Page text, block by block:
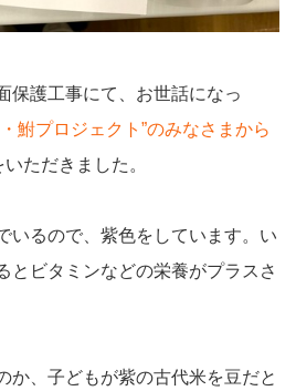
保護工事にて、お世話になっ
鮒プロジェクト”のみなさまから
ただきました。
いるので、紫色をしています。い
とビタミンなどの栄養がプラスさ
か、子どもが紫の古代米を豆だと